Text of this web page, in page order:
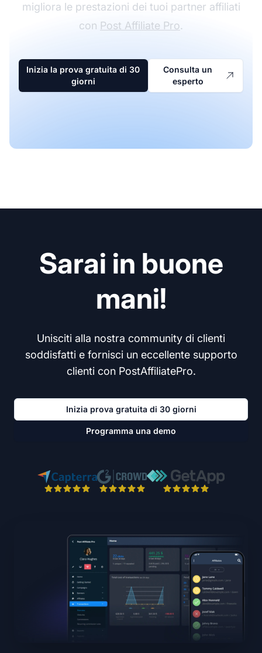
migliora le prestazioni dei tuoi partner affiliati
con Post Affiliate Pro.
Inizia la prova gratuita di 30
giorni
Consulta un
esperto
Sarai in buone
mani!
Unisciti alla nostra community di clienti
soddisfatti e fornisci un eccellente supporto
clienti con PostAffiliatePro.
Inizia prova gratuita di 30 giorni
Programma una demo